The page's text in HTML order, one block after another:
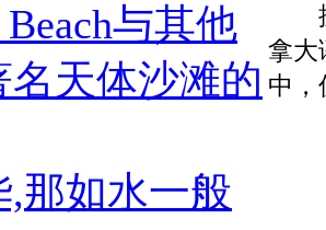
与其他
名天体沙滩的
,那如水一般
据
拿大
中，